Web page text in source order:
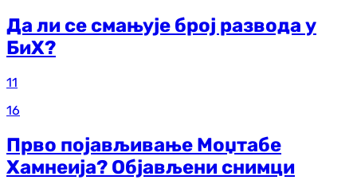
Да ли се смањује број развода у
БиХ?
11
16
Прво појављивање Моџтабе
Хамнеија? Објављени снимци